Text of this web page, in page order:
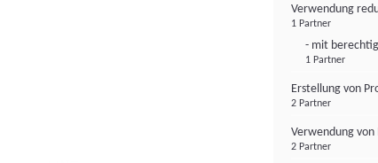
Verwendung
1 Partner
- mit
1 Partner
Erstellung von
2 Partner
Verwendung
2 Partner